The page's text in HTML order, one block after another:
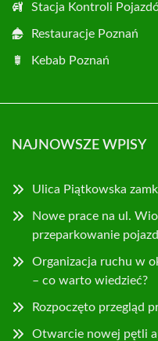
Stacja Kontroli
Restauracje Poznań
Kebab Poznań
NAJNOWSZE WPISY
Ulica Piątkowska
Nowe prace na ul.
przeparkowanie
Organizacja ruchu w
– co warto wiedzieć?
Rozpoczęto przegląd
Otwarcie nowej pętli